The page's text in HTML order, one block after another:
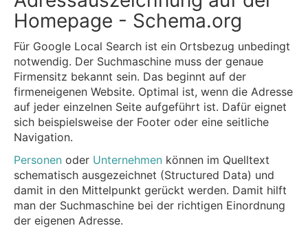
Homepage - Schema.org
Für Google Local Search ist ein Ortsbezug unbedingt
notwendig. Der Suchmaschine muss der genaue
Firmensitz bekannt sein. Das beginnt auf der
firmeneigenen Website. Optimal ist, wenn die Adresse
auf jeder einzelnen Seite aufgeführt ist. Dafür eignet
sich beispielsweise der Footer oder eine seitliche
Navigation.
Personen oder Unternehmen können im Quelltext
schematisch ausgezeichnet (Structured Data) und
damit in den Mittelpunkt gerückt werden. Damit hilft
man der Suchmaschine bei der richtigen Einordnung
der eigenen Adresse.